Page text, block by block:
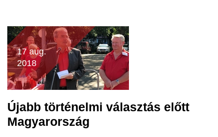
17 aug.
2018
Újabb történelmi választás előtt
Magyarország